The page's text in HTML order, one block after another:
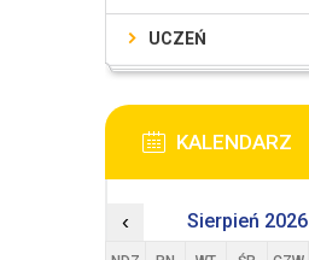
UCZEŃ
KALENDARZ
‹ Sierpień 2026